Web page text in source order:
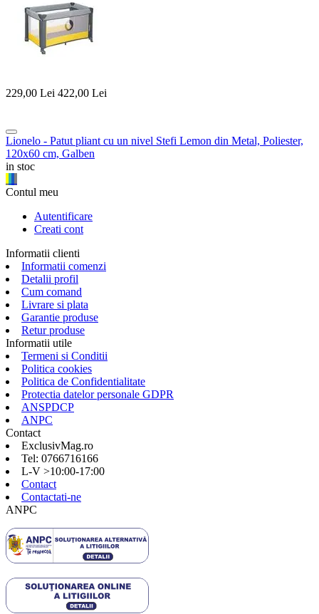
229,00 Lei 422,00 Lei
Lionelo - Patut pliant cu un nivel Stefi Lemon din Metal, Poliester,
120x60 cm, Galben
in stoc
Contul meu
Autentificare
Creati cont
Informatii clienti
Informatii comenzi
Detalii profil
Cum comand
Livrare si plata
Garantie produse
Retur produse
Informatii utile
Termeni si Conditii
Politica cookies
Politica de Confidentialitate
Protectia datelor personale GDPR
ANSPDCP
ANPC
Contact
ExclusivMag.ro
Tel: 0766716166
L-V >10:00-17:00
Contact
Contactati-ne
ANPC